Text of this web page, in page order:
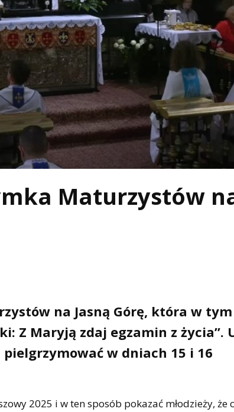
Maturzystów
na Jasną Górę, która w
Z Maryją zdaj egzamin z życia”.
w dniach 15 i 16
2025 i w ten sposób pokazać młodzieży, że